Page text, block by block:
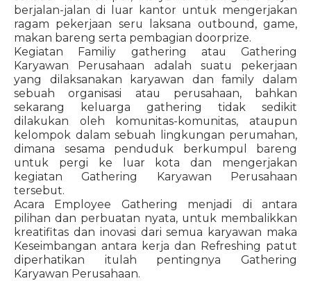
berjalan-jalan di luar kantor untuk mengerjakan
ragam pekerjaan seru laksana outbound, game,
makan bareng serta pembagian doorprize.
Kegiatan Familiy gathering atau Gathering
Karyawan Perusahaan adalah suatu pekerjaan
yang dilaksanakan karyawan dan family dalam
sebuah organisasi atau perusahaan, bahkan
sekarang keluarga gathering tidak sedikit
dilakukan oleh komunitas-komunitas, ataupun
kelompok dalam sebuah lingkungan perumahan,
dimana sesama penduduk berkumpul bareng
untuk pergi ke luar kota dan mengerjakan
kegiatan Gathering Karyawan Perusahaan
tersebut.
Acara Employee Gathering menjadi di antara
pilihan dan perbuatan nyata, untuk membalikkan
kreatifitas dan inovasi dari semua karyawan maka
Keseimbangan antara kerja dan Refreshing patut
diperhatikan itulah pentingnya Gathering
Karyawan Perusahaan.